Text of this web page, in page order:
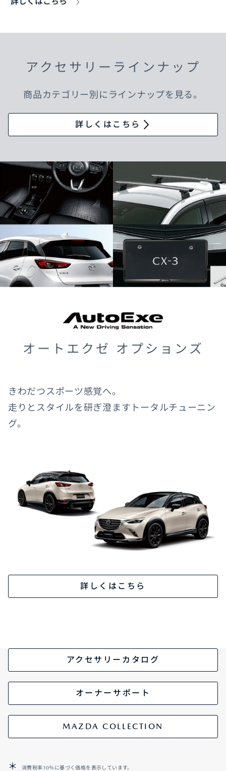
アクセサリーラインナップ
商品カテゴリー別にラインナップを見る。
詳しくはこちら
オートエクゼ オプションズ
きわだつスポーツ感覚へ。
走りとスタイルを研ぎ澄ますトータルチューニン
グ。
詳しくはこちら
アクセサリーカタログ
オーナーサポート
MAZDA COLLECTION
消費税率10％に基づく価格を表示しています。